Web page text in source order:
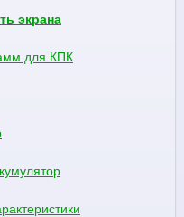
экрана
для КПК